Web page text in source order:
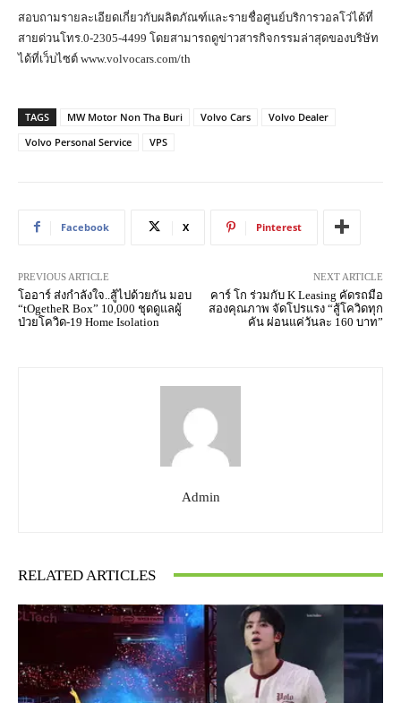
สอบถามรายละเอียดเกี่ยวกับผลิตภัณฑ์และรายชื่อศูนย์บริการวอลโว่ได้ที่
สายด่วนโทร.0-2305-4499 โดยสามารถดูข่าวสารกิจกรรมล่าสุดของบริษัท
ได้ที่เว็บไซต์ www.volvocars.com/th
TAGS MW Motor Non Tha Buri Volvo Cars
Volvo Dealer
Volvo Personal Service
VPS
Facebook X Pinterest
PREVIOUS ARTICLE
โออาร์ ส่งกำลังใจ..สู้ไปด้วยกัน มอบ
“tOgetheR Box” 10,000 ชุดดูแลผู้
ป่วยโควิด-19 Home Isolation
NEXT ARTICLE
คาร์ โก ร่วมกับ K Leasing คัดรถมือ
สองคุณภาพ จัดโปรแรง “สู้โควิดทุก
คัน ผ่อนแค่วันละ 160 บาท”
Admin
RELATED ARTICLES